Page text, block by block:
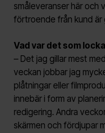
småleveranser här och
förtroende från kund är
Vad var det som
– Det jag gillar mest
veckan jobbar jag
plåtningar eller
innebär i form av
redigering. Andra
skärmen och fördjupar